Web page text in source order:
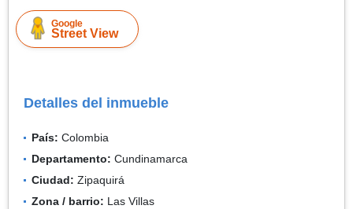
Google
Street View
Detalles del inmueble
País: Colombia
Departamento: Cundinamarca
Ciudad: Zipaquirá
Zona / barrio: Las Villas